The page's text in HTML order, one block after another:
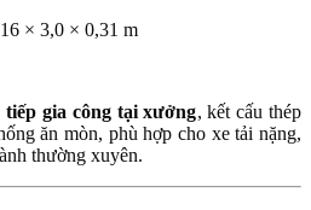
16 × 3,0 × 0,31 m
gia công tại xưởng, kết cấu thép
ăn mòn, phù hợp cho xe tải nặng,
thường xuyên.